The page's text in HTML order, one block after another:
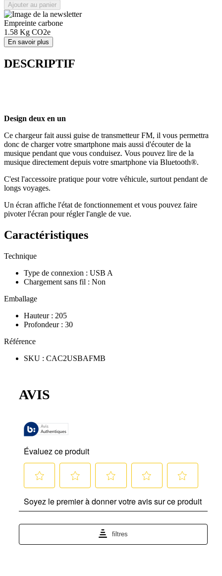
Ajouter au panier
Empreinte carbone
1.58 Kg CO2e
En savoir plus
DESCRIPTIF
Design deux en un
Ce chargeur fait aussi guise de transmetteur FM, il vous permettra
donc de charger votre smartphone mais aussi d'écouter de la
musique pendant que vous conduisez. Vous pouvez lire de la
musique directement depuis votre smartphone via Bluetooth®.
C'est l'accessoire pratique pour votre véhicule, surtout pendant de
longs voyages.
Un écran affiche l'état de fonctionnement et vous pouvez faire
pivoter l'écran pour régler l'angle de vue.
Caractéristiques
Technique
Type de connexion : USB A
Chargement sans fil : Non
Emballage
Hauteur : 205
Profondeur : 30
Référence
SKU : CAC2USBAFMB